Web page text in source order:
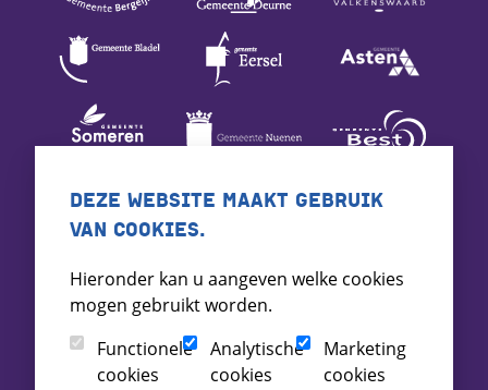
DEZE WEBSITE MAAKT GEBRUIK
VAN COOKIES.
Hieronder kan u aangeven welke cookies
mogen gebruikt worden.
Functionele
cookies
Analytische
cookies
Marketing
cookies